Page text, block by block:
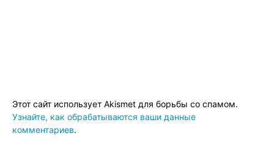
Этот сайт использует Akismet для борьбы со спамом.
Узнайте, как обрабатываются ваши данные
комментариев.